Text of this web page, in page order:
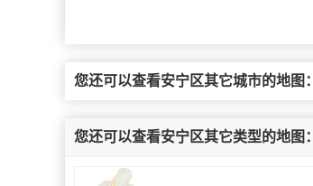
您还可以查看安宁区其它城市的地图：
您还可以查看安宁区其它类型的地图：